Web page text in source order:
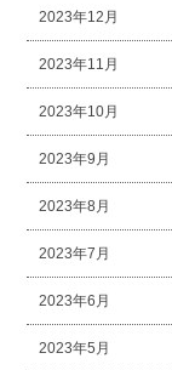
2023年12月
2023年11月
2023年10月
2023年9月
2023年8月
2023年7月
2023年6月
2023年5月